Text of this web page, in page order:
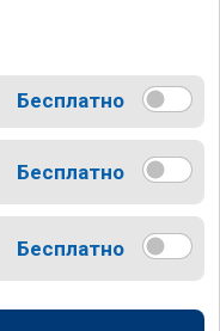
Бесплатно
Бесплатно
Бесплатно